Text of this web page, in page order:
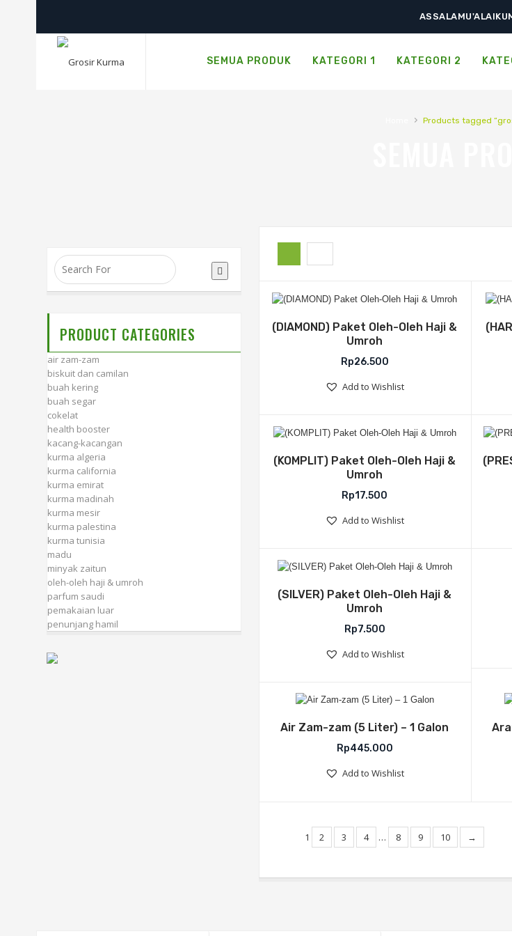
SEMUA PRODUK KATEGORI 1 KATEGORI 2
› Products tagged
(DIAMOND) Paket Oleh-Oleh Haji &
Umroh
Rp26.500
Add to Wishlist
(KOMPLIT) Paket Oleh-Oleh Haji &
Umroh
Rp17.500
Add to Wishlist
(SILVER) Paket Oleh-Oleh Haji &
Umroh
Rp7.500
Add to Wishlist
Air Zam-zam (5 Liter) – 1 Galon
Rp445.000
Add to Wishlist
1 2 3 4 … 8 9 10 →
PRODUCT CATEGORIES
air zam-zam
biskuit dan camilan
buah kering
buah segar
cokelat
health booster
kacang-kacangan
kurma algeria
kurma california
kurma emirat
kurma madinah
kurma mesir
kurma palestina
kurma tunisia
madu
minyak zaitun
oleh-oleh haji & umroh
parfum saudi
pemakaian luar
penunjang hamil